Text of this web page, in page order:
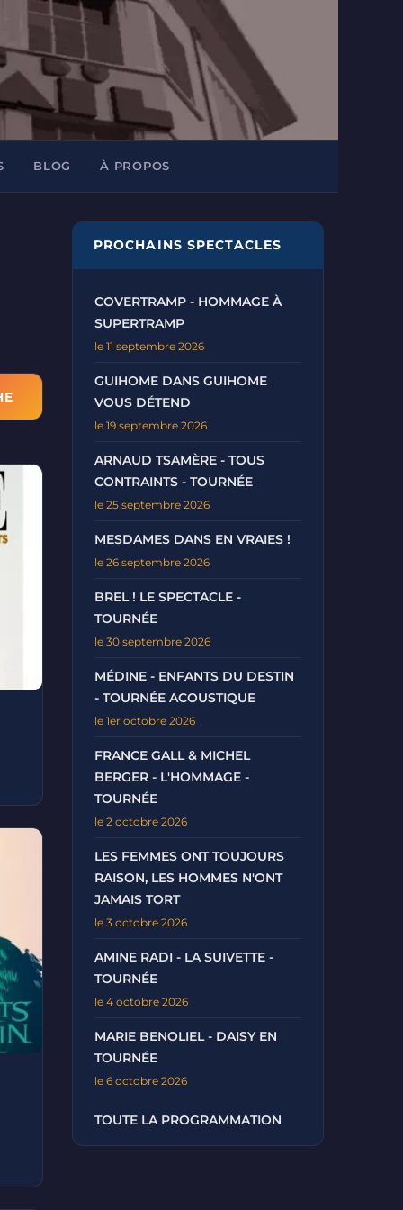
BLOG À PROPOS
PROCHAINS SPECTACLES
COVERTRAMP - HOMMAGE À
SUPERTRAMP
le 11 septembre 2026
GUIHOME DANS GUIHOME
VOUS DÉTEND
le 19 septembre 2026
ARNAUD TSAMÈRE - TOUS
CONTRAINTS - TOURNÉE
le 25 septembre 2026
MESDAMES DANS EN VRAIES !
le 26 septembre 2026
BREL ! LE SPECTACLE -
TOURNÉE
le 30 septembre 2026
MÉDINE - ENFANTS DU DESTIN
- TOURNÉE ACOUSTIQUE
le 1er octobre 2026
FRANCE GALL & MICHEL
BERGER - L'HOMMAGE -
TOURNÉE
le 2 octobre 2026
LES FEMMES ONT TOUJOURS
RAISON, LES HOMMES N'ONT
JAMAIS TORT
le 3 octobre 2026
AMINE RADI - LA SUIVETTE -
TOURNÉE
le 4 octobre 2026
MARIE BENOLIEL - DAISY EN
TOURNÉE
le 6 octobre 2026
TOUTE LA PROGRAMMATION